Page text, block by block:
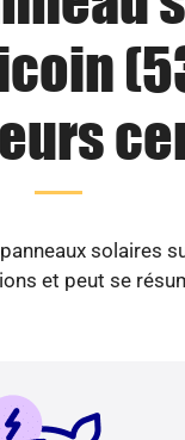
et peut se